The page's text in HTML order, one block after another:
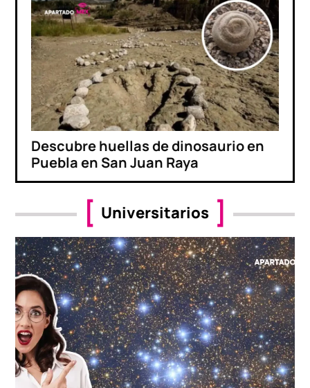
Descubre huellas de dinosaurio en
Puebla en San Juan Raya
Universitarios